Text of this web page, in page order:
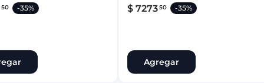
50 -35% $ 727350 -35%
Agregar